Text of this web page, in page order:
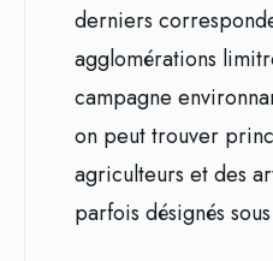
derniers
agglomérations
campagne
on peut trouver
agriculteurs et des
parfois désignés